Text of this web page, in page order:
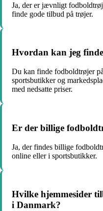
Ja, der er jævnligt
finde gode tilbud på trøjer.
Hvordan kan jeg
Du kan finde fodboldtrøjer
sportsbutikker og
med nedsatte priser.
Er der billige
Ja, der findes billige
online eller i sportsbutikker.
Hvilke hjemmesider
i Danmark?